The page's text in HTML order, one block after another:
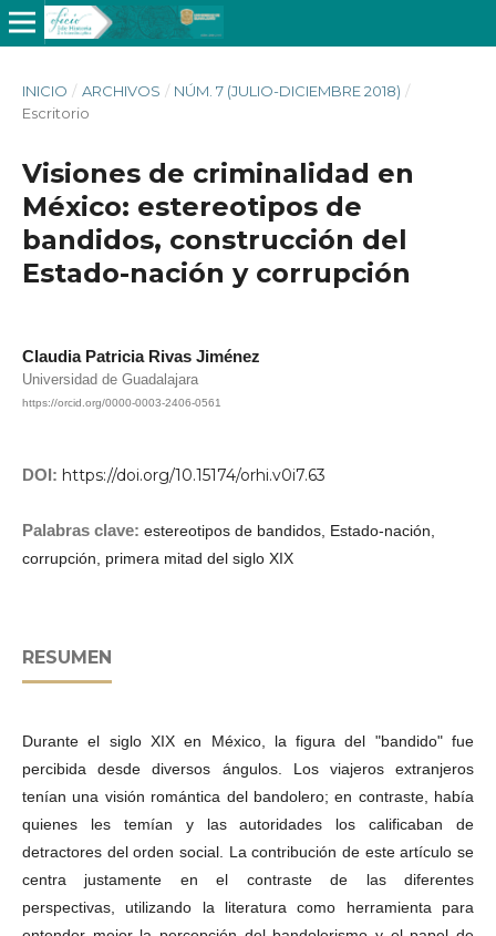
INICIO / ARCHIVOS / NÚM. 7 (JULIO-DICIEMBRE 2018) /
Escritorio
Visiones de criminalidad en
México: estereotipos de
bandidos, construcción del
Estado-nación y corrupción
Claudia Patricia Rivas Jiménez
Universidad de Guadalajara
https://orcid.org/0000-0003-2406-0561
DOI: https://doi.org/10.15174/orhi.v0i7.63
Palabras clave: estereotipos de bandidos, Estado-nación,
corrupción, primera mitad del siglo XIX
RESUMEN
Durante el siglo XIX en México, la figura del "bandido" fue
percibida desde diversos ángulos. Los viajeros extranjeros
tenían una visión romántica del bandolero; en contraste, había
quienes les temían y las autoridades los calificaban de
detractores del orden social. La contribución de este artículo se
centra justamente en el contraste de las diferentes
perspectivas, utilizando la literatura como herramienta para